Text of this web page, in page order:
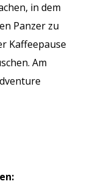
in dem
Panzer zu
Kaffeepause
Am